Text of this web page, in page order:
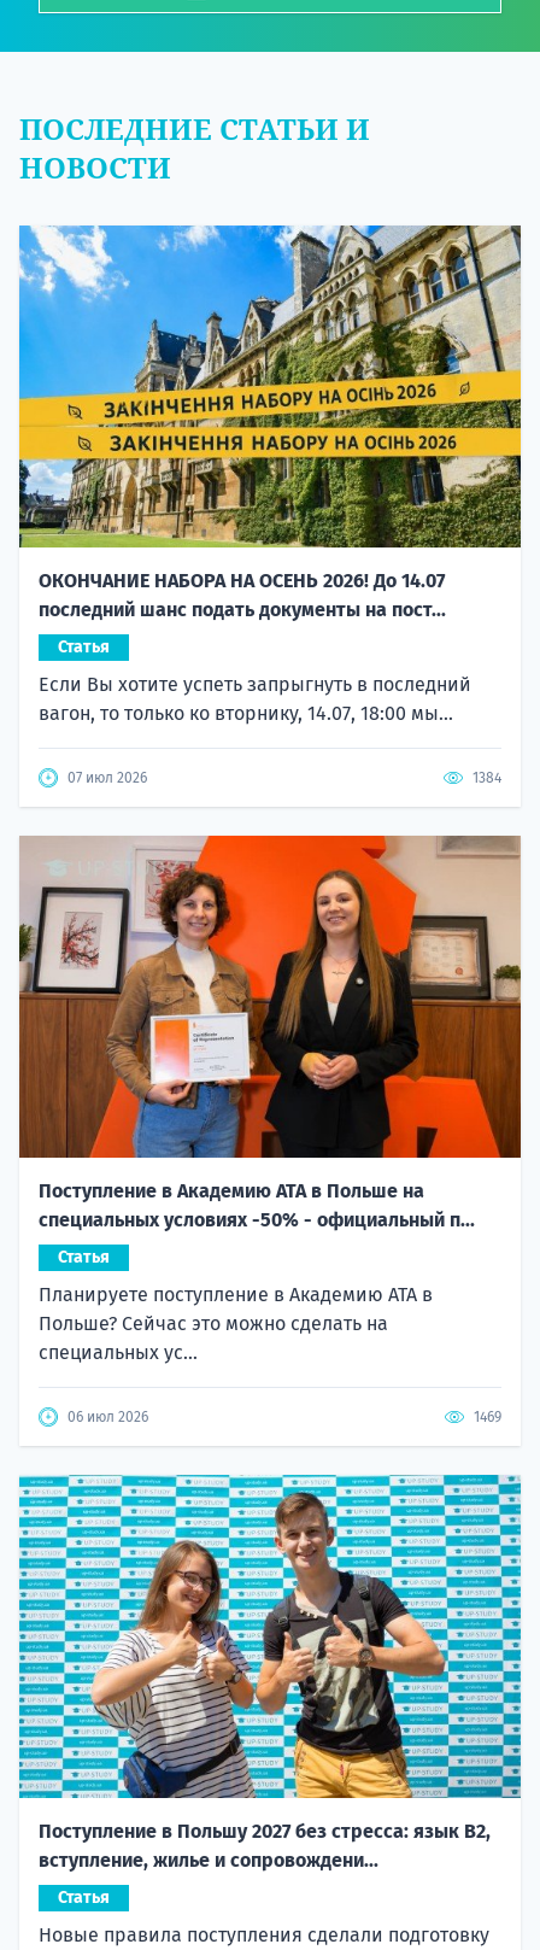
ПОСЛЕДНИЕ СТАТЬИ И
НОВОСТИ
ОКОНЧАНИЕ НАБОРА НА ОСЕНЬ 2026! До 14.07
последний шанс подать документы на пост...
Статья
Если Вы хотите успеть запрыгнуть в последний
вагон, то только ко вторнику, 14.07, 18:00 мы...
07 июл 2026 1384
Поступление в Академию ATA в Польше на
специальных условиях -50% - официальный п...
Статья
Планируете поступление в Академию ATA в
Польше? Сейчас это можно сделать на
специальных ус...
06 июл 2026 1469
Поступление в Польшу 2027 без стресса: язык B2,
вступление, жилье и сопровождени...
Статья
Новые правила поступления сделали подготовку